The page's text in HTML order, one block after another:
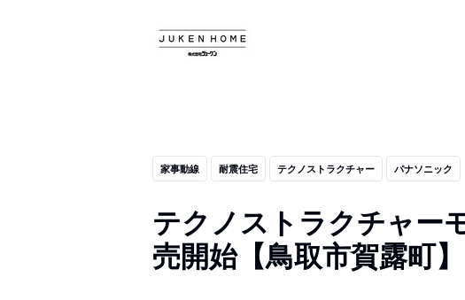
家事動線 耐震住宅 テクノストラクチャー パナソニック
テクノストラクチャー
売開始【鳥取市賀露町】